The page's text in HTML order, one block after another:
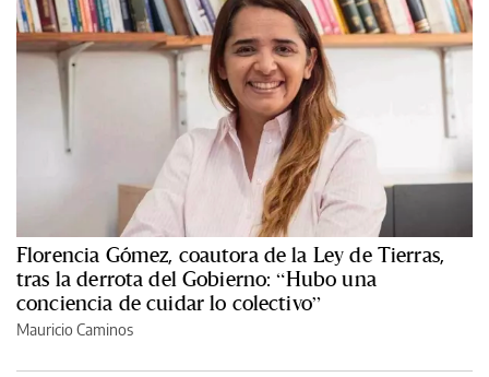
Florencia Gómez, coautora de la Ley de Tierras,
tras la derrota del Gobierno: “Hubo una
conciencia de cuidar lo colectivo”
Mauricio Caminos